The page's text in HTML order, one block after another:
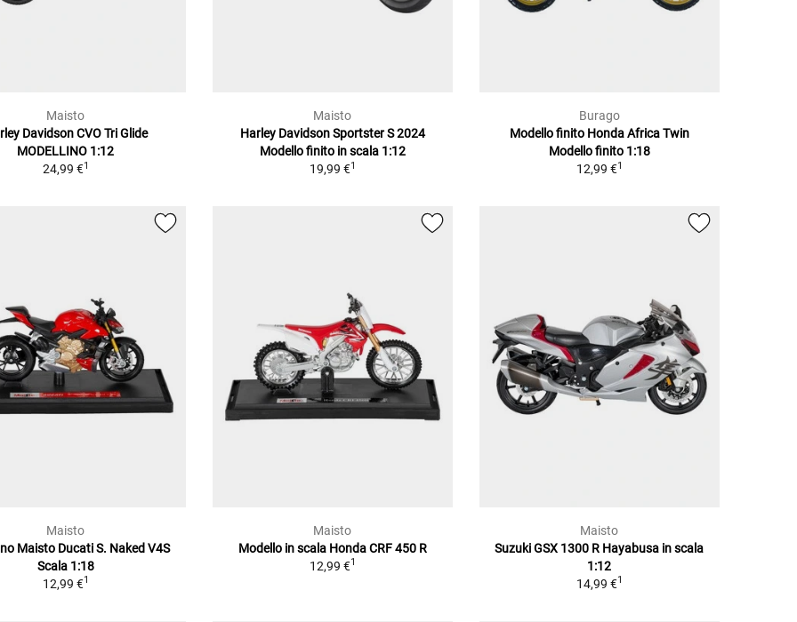
Maisto
Davidson CVO Tri Glide
MODELLINO 1:12
24,99 €1
Maisto
Harley Davidson Sportster S 2024
Modello finito in scala 1:12
19,99 €1
Burago
Modello finito Honda Africa Twin
Modello finito 1:18
12,99 €1
Maisto
Maisto Ducati S. Naked V4S
Scala 1:18
12,99 €1
Maisto
Modello in scala Honda CRF 450 R
12,99 €1
Maisto
Suzuki GSX 1300 R Hayabusa in scala
1:12
14,99 €1